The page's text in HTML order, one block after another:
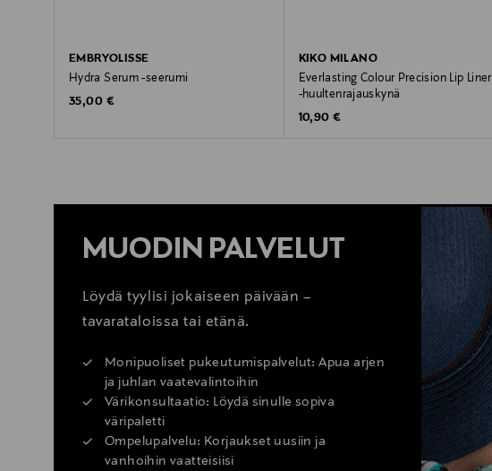
EMBRYOLISSE
Hydra Serum -seerumi
Original Price
35,00 €
KIKO MILANO
Everlasting Colour Precision Lip Liner
-huultenrajauskynä
Original Price
10,90 €
MUODIN PALVELUT
Löydä tyylisi jokaiseen päivään –
tavarataloissa tai etänä.
Monipuoliset pukeutumispalvelut: Apua arjen
ja juhlan vaatevalintoihin
Värikonsultaatio: Löydä sinulle sopiva
väripaletti
Ompelupalvelu: Korjaukset uusiin ja
vanhoihin vaatteisiisi